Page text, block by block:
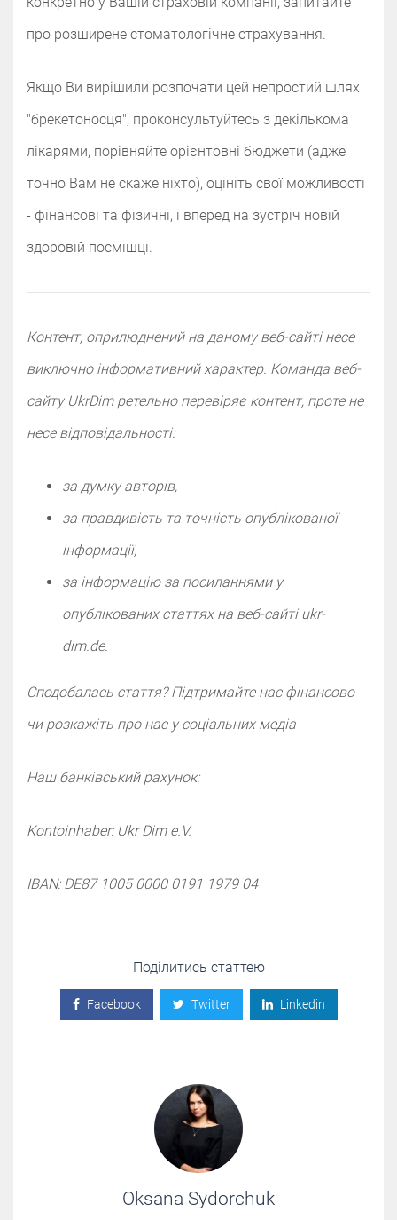
про розширене стоматологічне страхування.
Якщо Ви вирішили розпочати цей непростий шлях
"брекетоносця", проконсультуйтесь з декількома
лікарями, порівняйте орієнтовні бюджети (адже
точно Вам не скаже ніхто), оцініть свої можливості
- фінансові та фізичні, і вперед на зустріч новій
здоровій посмішці.
Контент, оприлюднений на даному веб-сайті несе
виключно інформативний характер. Команда веб-
сайту UkrDim ретельно перевіряє контент, проте не
несе відповідальності:
за думку авторів,
за правдивість та точність опублікованої
інформації,
за інформацію за посиланнями у
опублікованих статтях на веб-сайті ukr-
dim.de.
Сподобалась стаття? Підтримайте нас фінансово
чи розкажіть про нас у cоціальних медіа
Наш банківський рахунок:
Kontoinhaber: Ukr Dim e.V.
IBAN: DE87 1005 0000 0191 1979 04
Поділитись статтею
Facebook Twitter Linkedin
Oksana Sydorchuk